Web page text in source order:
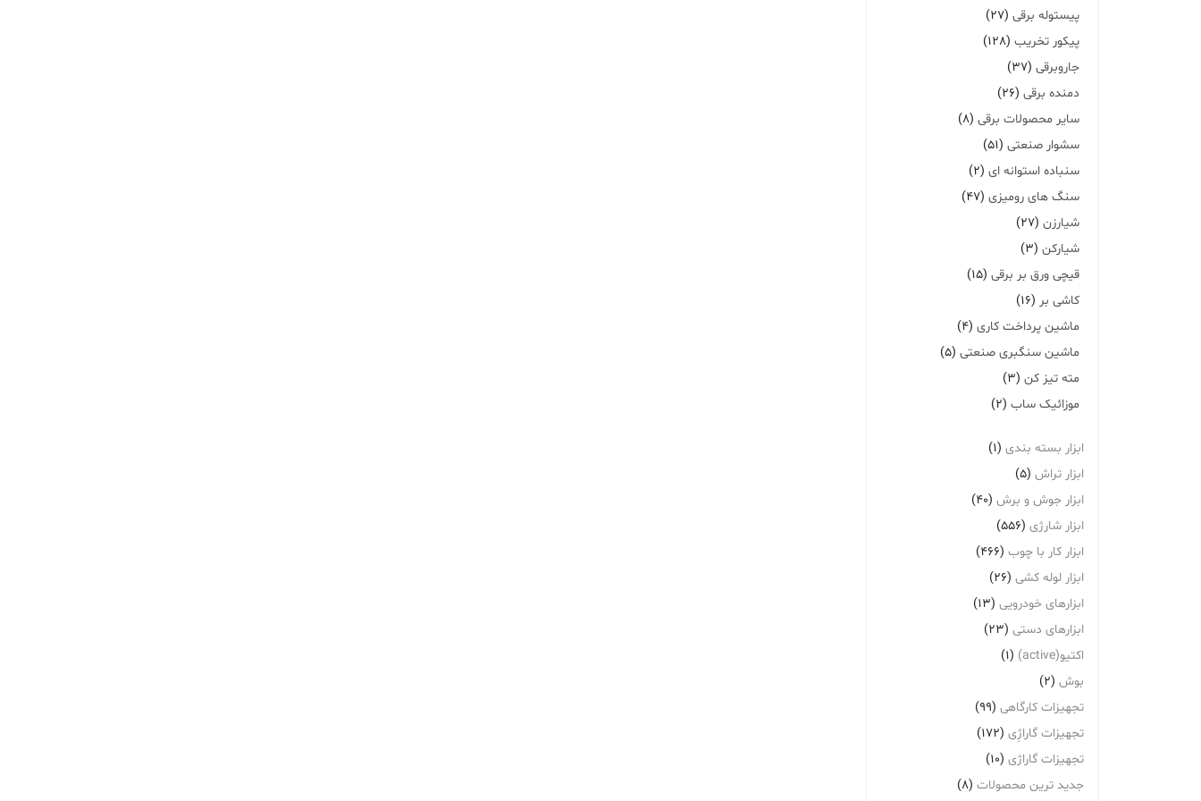
پیستوله برقی (27)
پیکور تخریب (128)
جاروبرقی (37)
دمنده برقی (26)
سایر محصولات برقی (8)
سشوار صنعتی (51)
سنباده استوانه ای (2)
سنگ های رومیزی (47)
شیارزن (27)
شیارکن (3)
قیچی ورق بر برقی (15)
کاشی بر (16)
ماشین پرداخت کاری (4)
ماشین سنگبری صنعتی (5)
مته تیز کن (3)
موزائیک ساب (2)
ابزار بسته بندی (1)
ابزار تراش (5)
ابزار جوش و برش (40)
ابزار شارژی (556)
ابزار کار با چوب (466)
ابزار لوله کشی (26)
ابزارهای خودرویی (13)
ابزارهای دستی (23)
اکتیو(active)
(1)
بوش (2)
تجهیزات کارگاهی (99)
تجهیزات گاراژِی (172)
تجهیزات گاراژی (10)
جدید ترین محصولات (8)